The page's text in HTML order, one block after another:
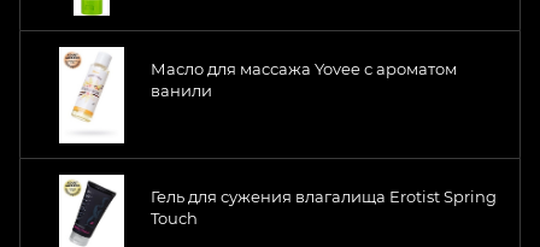
Масло для массажа Yovee с ароматом
ванили
Гель для сужения влагалища Erotist Spring
Touch